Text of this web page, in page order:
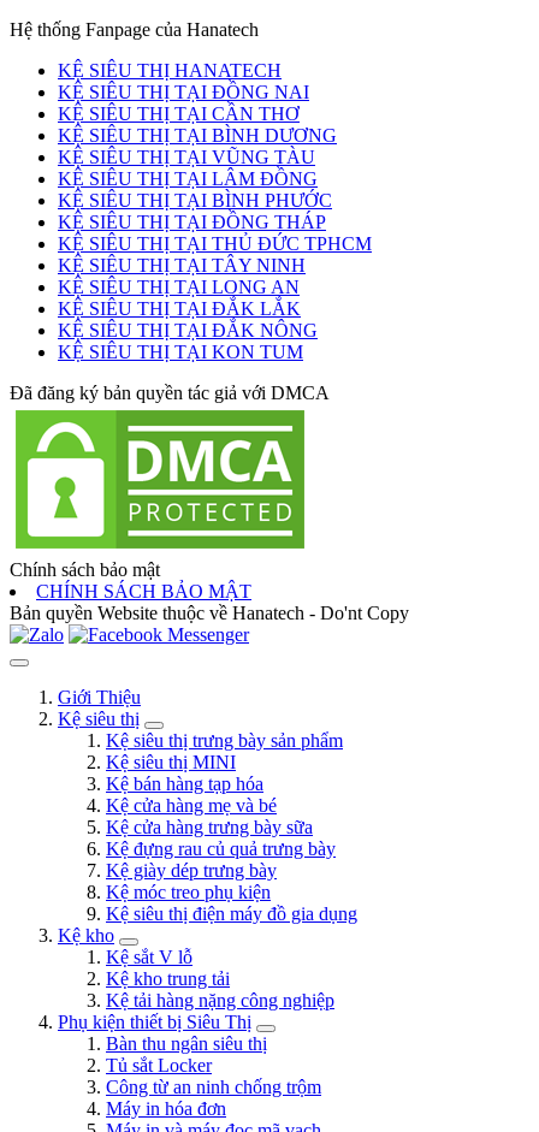
Hệ thống Fanpage của Hanatech
KỆ SIÊU THỊ HANATECH
KỆ SIÊU THỊ TẠI ĐỒNG NAI
KỆ SIÊU THỊ TẠI CẦN THƠ
KỆ SIÊU THỊ TẠI BÌNH DƯƠNG
KỆ SIÊU THỊ TẠI VŨNG TÀU
KỆ SIÊU THỊ TẠI LÂM ĐỒNG
KỆ SIÊU THỊ TẠI BÌNH PHƯỚC
KỆ SIÊU THỊ TẠI ĐỒNG THÁP
KỆ SIÊU THỊ TẠI THỦ ĐỨC TPHCM
KỆ SIÊU THỊ TẠI TÂY NINH
KỆ SIÊU THỊ TẠI LONG AN
KỆ SIÊU THỊ TẠI ĐẮK LẮK
KỆ SIÊU THỊ TẠI ĐẮK NÔNG
KỆ SIÊU THỊ TẠI KON TUM
Đã đăng ký bản quyền tác giả với DMCA
Chính sách bảo mật
CHÍNH SÁCH BẢO MẬT
Bản quyền Website thuộc về Hanatech - Do'nt Copy
Giới Thiệu
Kệ siêu thị
Kệ siêu thị trưng bày sản phẩm
Kệ siêu thị MINI
Kệ bán hàng tạp hóa
Kệ cửa hàng mẹ và bé
Kệ cửa hàng trưng bày sữa
Kệ đựng rau củ quả trưng bày
Kệ giày dép trưng bày
Kệ móc treo phụ kiện
Kệ siêu thị điện máy đồ gia dụng
Kệ kho
Kệ sắt V lỗ
Kệ kho trung tải
Kệ tải hàng nặng công nghiệp
Phụ kiện thiết bị Siêu Thị
Bàn thu ngân siêu thị
Tủ sắt Locker
Công từ an ninh chống trộm
Máy in hóa đơn